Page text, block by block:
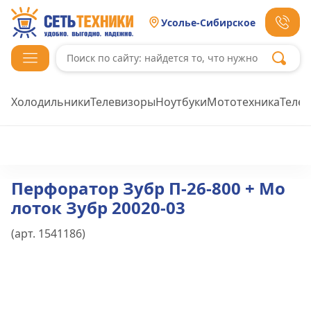
Усолье-Сибирское
ХолодильникиТелевизорыНоутбукиМототехника
Перфоратор Зубр П-26-800 + Мо
лоток Зубр 20020-03
(арт. 1541186)